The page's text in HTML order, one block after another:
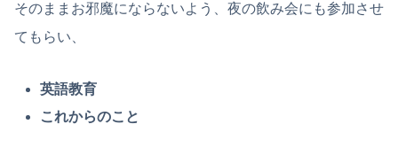
そのままお邪魔にならないよう、夜の飲み会にも参加させ
てもらい、
英語教育
これからのこと